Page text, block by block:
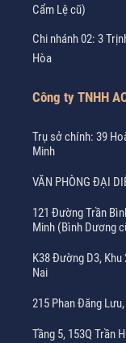
Cẩm Lệ cũ)
Chi nhánh 02: 3
Hòa
Công ty TNHH
Trụ sở chính: 39
Minh
VĂN PHÒNG ĐẠI
121 Đường Trần
Minh (Bình Dương
K38 Đường D3,
Nai
215 Phan Đăng
Tầng 5, 153Q Trần